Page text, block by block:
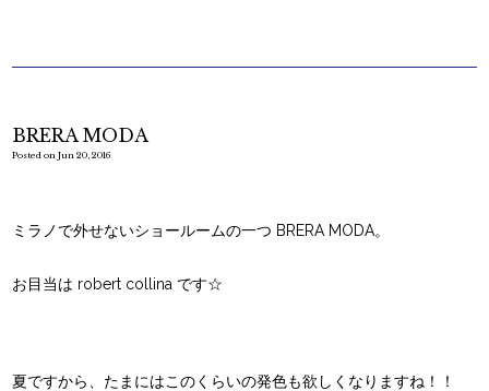
BRERA MODA
Posted on Jun 20, 2016
ミラノで外せないショールームの一つ BRERA MODA。
お目当は robert collina です☆
夏ですから、たまにはこのくらいの発色も欲しくなりますね！！